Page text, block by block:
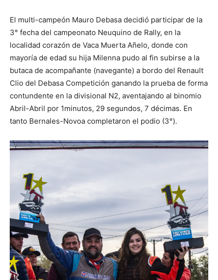
El multi-campeón Mauro Debasa decidió participar de la
3° fecha del campeonato Neuquino de Rally, en la
localidad corazón de Vaca Muerta Añelo, donde con
mayoría de edad su hija Milenna pudo al fin subirse a la
butaca de acompañante (navegante) a bordo del Renault
Clio del Debasa Competición ganando la prueba de forma
contundente en la divisional N2, aventajando al binomio
Abril-Abril por 1minutos, 29 segundos, 7 décimas. En
tanto Bernales-Novoa completaron el podio (3°).